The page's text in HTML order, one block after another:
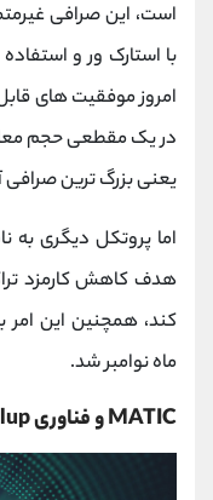
با استارک ور و
امروز موفقیت های
در یک مقطعی حجم معاملات 24 ساعته
یعنی بزرگ ترین
اما پروتکل دیگری به
هدف کاهش کارمزد
ماه نوامبر شد.
MATIC و فناوری ZK rollup